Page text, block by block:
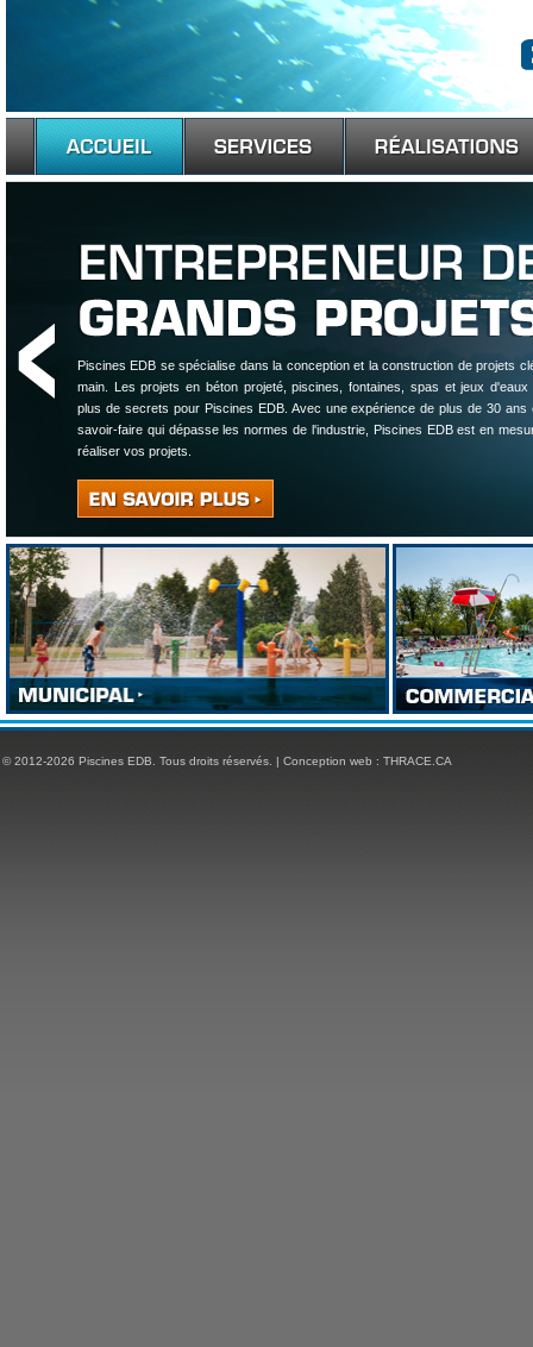
Piscines EDB se spécialise dans la conception et la construction de projets
main. Les projets en béton projeté, piscines, fontaines, spas et jeux d'eaux
plus de secrets pour Piscines EDB. Avec une expérience de plus de 30 ans
savoir-faire qui dépasse les normes de l'industrie, Piscines EDB est en
réaliser vos projets.
© 2012-2026 Piscines EDB. Tous droits réservés. | Conception web :THRACE.CA